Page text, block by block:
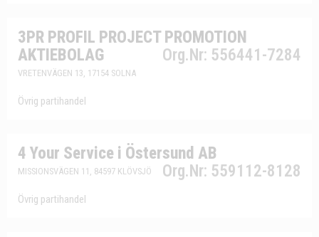
3PR PROFIL PROJECT PROMOTION
AKTIEBOLAG
Org.Nr: 556441-7284
VRETENVÄGEN 13, 17154 SOLNA
Övrig partihandel
4 Your Service i Östersund AB
Org.Nr: 559112-8128
MISSIONSVÄGEN 11, 84597 KLÖVSJÖ
Övrig partihandel